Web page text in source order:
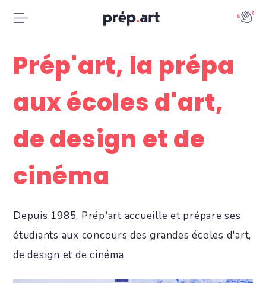
Prép'art, la prépa
aux écoles d'art,
de design et de
cinéma
Depuis 1985, Prép'art accueille et prépare ses
étudiants aux concours des grandes écoles d'art,
de design et de cinéma